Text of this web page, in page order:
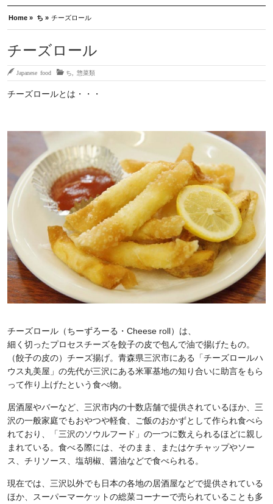
Home » ち » チーズロール
チーズロール
Japanese food ち 惣菜類
チーズロールとは・・・
チーズロール（ちーずろーる・Cheese roll）は、
細く切ったプロセスチーズを餃子の皮で包んで油で揚げたもの。
（餃子の皮の）チーズ揚げ。青森県三沢市にある「チーズロールハ
ウス丸美屋」の先代が三沢にある米軍基地の知り合いに助言をもら
って作り上げたという食べ物。
居酒屋やバーなど、三沢市内の十数店舗で提供されているほか、三
沢の一般家庭でもおやつや軽食、ご飯のおかずとして作られ食べら
れており、「三沢のソウルフード」の一つに数えられるほどに親し
まれている。食べる際には、そのまま、またはケチャップやソー
ス、チリソース、塩胡椒、醤油などで食べられる。
現在では、三沢以外でも日本の各地の居酒屋などで提供されている
ほか、スーパーマーケットの総菜コーナーで売られていることも多